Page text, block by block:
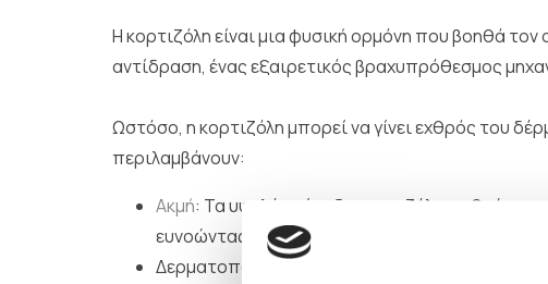
Η κορτιζόλη είναι μια φυσική ορμόνη που βοηθά τον
αντίδραση, ένας εξαιρετικός βραχυπρόθεσμος
Ωστόσο, η κορτιζόλη μπορεί να γίνει εχθρός του
περιλαμβάνουν:
Ακμή: Τα υψηλά επίπεδα κορτιζόλης ωθούν
ευνοώντας τη συσσώρευση βακτηρίων και την
Δερματοπάθειες: Το άγχος επιδεινώνει